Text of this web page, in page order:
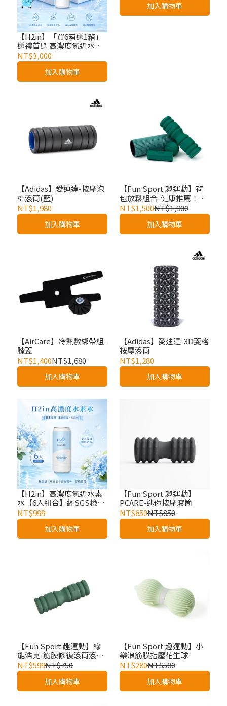
【H2in】「買6箱送1箱」
送禮首選 高濃度氫近水素
水 純水電解製氫 健康好水
氫水 細胞喝的水 經SGS檢
驗 獲雙認證 日本專利
NT$3,000
加入購物車
加入購物車
【Adidas】愛迪達-按摩泡
棉滾筒(藍)
NT$1,980
加入購物車
【Fun Sport 趣運動】荷
包放鬆組合-健康推薦！綠
能浩克筋膜放鬆全套超值
組
NT$1,500NT$1,980
加入購物車
【AirCare】冷熱敷綁帶組-
膝蓋
NT$1,400NT$1,680
加入購物車
【Adidas】愛迪達-3D菱格
按摩滾筒
NT$1,280
加入購物車
【H2in】高濃度氫近水素
水【6入組合】經SGS檢驗
獲雙認證 日本專利 給家人
最好的 純水電解製氫 健康
NT$999
加入購物車
【Fun Sport 趣運動】
PCARE-迷你按摩滾筒
NT$650NT$850
加入購物車
【Fun Sport 趣運動】綠
能浩克-筋膜修復滾筒滾棒-
護脊滾棒
NT$599NT$750
加入購物車
【Fun Sport 趣運動】小
樂浪筋膜指壓花生球
NT$280NT$580
加入購物車